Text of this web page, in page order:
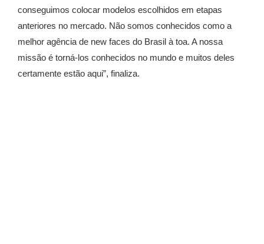
conseguimos colocar modelos escolhidos em etapas
anteriores no mercado. Não somos conhecidos como a
melhor agência de new faces do Brasil à toa. A nossa
missão é torná-los conhecidos no mundo e muitos deles
certamente estão aqui”, finaliza.